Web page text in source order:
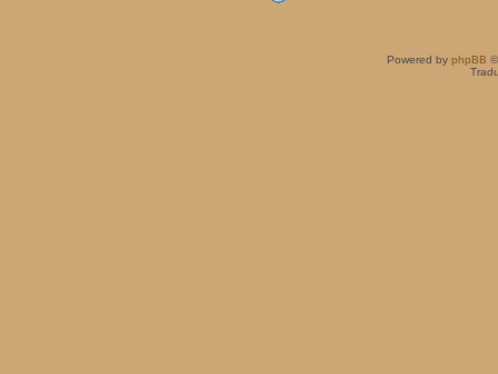
Powered by phpBB